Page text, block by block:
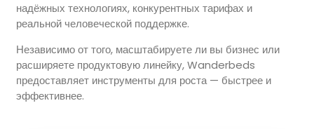
надёжных технологиях, конкурентных тарифах и
реальной человеческой поддержке.
Независимо от того, масштабируете ли вы бизнес или
расширяете продуктовую линейку, Wanderbeds
предоставляет инструменты для роста — быстрее и
эффективнее.